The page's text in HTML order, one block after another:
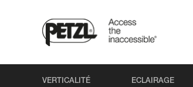
VERTICALITÉ ECLAIRAGE